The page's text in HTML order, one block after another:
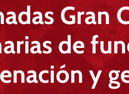
Gran
de
y